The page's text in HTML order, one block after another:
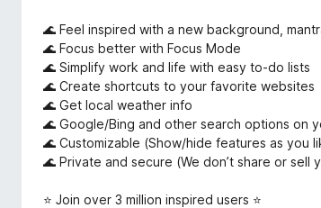
🌊 Feel inspired with a new background,
🌊 Focus better with Focus Mode
🌊 Simplify work and life with easy to-do lists
🌊 Create shortcuts to your favorite websites
🌊 Get local weather info
🌊 Google/Bing and other search options on
🌊 Customizable (Show/hide features as you
🌊 Private and secure (We don’t share or sell
⭐ Join over 3 million inspired users ⭐